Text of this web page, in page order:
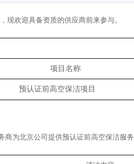
现欢迎具备资质的供应商前来参与。
项目名称
预认证前高空保洁项目
商为北京公司提供预认证前高空保洁服务